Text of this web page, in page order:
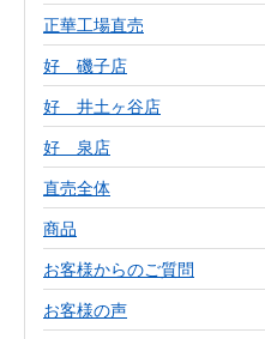
正華工場直売
好 磯子店
好 井土ヶ谷店
好 泉店
直売全体
商品
お客様からのご質問
お客様の声